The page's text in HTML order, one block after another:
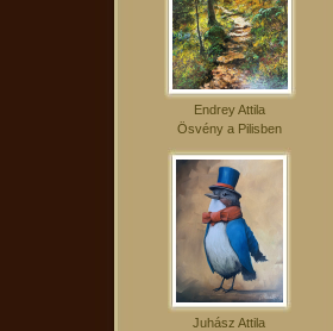
Endrey Attila
Ösvény a Pilisben
Juhász Attila